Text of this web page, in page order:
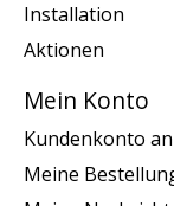
Installation
Aktionen
Mein Konto
Kundenkonto
Meine